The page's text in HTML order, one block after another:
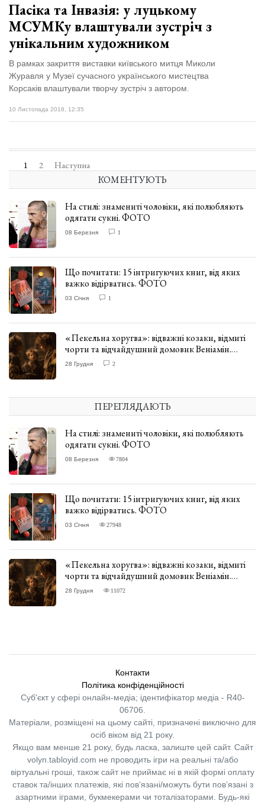
Пасіка та Інвазія: у луцькому
МСУМКу влаштували зустріч з
унікальним художником
В рамках закриття виставки київського митця Миколи
Журавля у Музеї сучасного українського мистецтва
Корсаків влаштували творчу зустріч з автором.
10 Листопада 2018, 12:35
1 2 Наступна
КОМЕНТУЮТЬ
На стилі: знамениті чоловіки, які полюбляють
одягати сукні. ФОТО
08 Березня 1
Що почитати: 15 інтригуючих книг, від яких
важко відірватись. ФОТО
03 Січня 1
«Пекельна хоругва»: відважні козаки, відмиті
чорти та відчайдушний домовик Веніамін.
ВІДГУК
28 Грудня 2
ПЕРЕГЛЯДАЮТЬ
На стилі: знамениті чоловіки, які полюбляють
одягати сукні. ФОТО
08 Березня 7804
Що почитати: 15 інтригуючих книг, від яких
важко відірватись. ФОТО
03 Січня 27948
«Пекельна хоругва»: відважні козаки, відмиті
чорти та відчайдушний домовик Веніамін.
ВІДГУК
28 Грудня 11072
Контакти
Політика конфіденційності
Суб'єкт у сфері онлайн-медіа; ідентифікатор медіа - R40-
06706.
Матеріали, розміщені на цьому сайті, призначені виключно для
осіб віком від 21 року.
Якщо вам менше 21 року, будь ласка, залиште цей сайт. Сайт
volyn.tabloyid.com не проводить ігри на реальні та/або
віртуальні гроші, також сайт не приймає ні в якій формі оплату
ставок та/інших платежів, які пов’язані/можуть бути пов’язані з
азартними іграми, букмекерами чи тоталізаторами. Будь-які